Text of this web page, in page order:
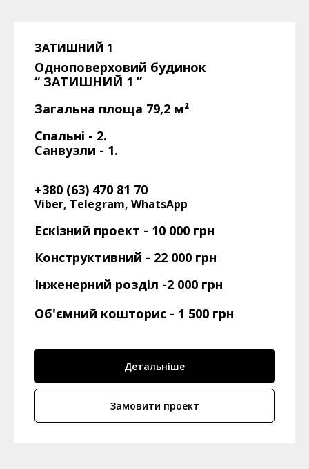
ЗАТИШНИЙ 1
Одноповерховий будинок
“ ЗАТИШНИЙ 1 ”
Загальна площа 79,2 м²
Спальні - 2.
Санвузли - 1.
+380 (63) 470 81 70
Viber, Telegram, WhatsApp
Ескізний проект - 10 000 грн
Конструктивний - 22 000 грн
Інженерний розділ -2 000 грн
Об'ємний кошторис - 1 500 грн
Детальніше
Замовити проект